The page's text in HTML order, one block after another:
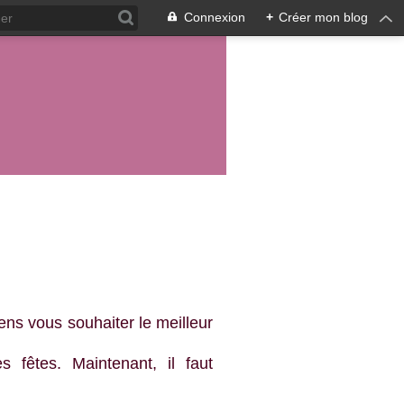
Connexion + Créer mon blog
vous souhaiter le meilleur
fêtes. Maintenant, il faut